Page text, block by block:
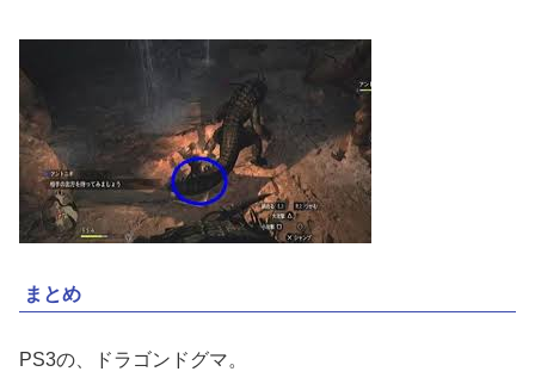
まとめ
PS3の、ドラゴンドグマ。